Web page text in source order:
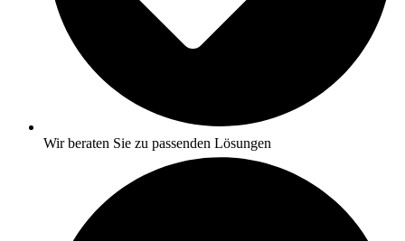
Wir beraten Sie zu passenden Lösungen